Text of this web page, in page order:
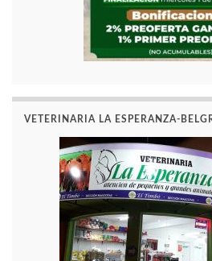
VETERINARIA LA ESPERANZA-